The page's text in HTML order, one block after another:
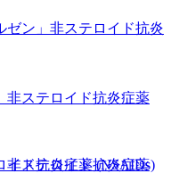
ン」 非ステロイド抗炎
非ステロイド抗炎症薬
非ステロイド抗炎症薬
イド抗炎症薬 (NSAIDs)